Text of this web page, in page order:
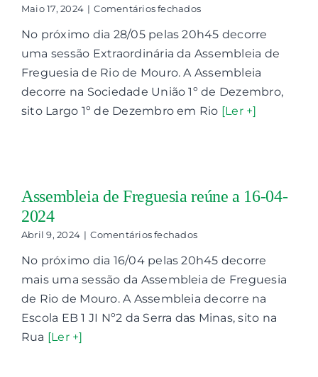
Maio 17, 2024 | Comentários fechadosem
de
Freguesia
No próximo dia 28/05 pelas 20h45 decorre
uma sessão Extraordinária da Assembleia de
Freguesia de Rio de Mouro. A Assembleia
decorre na Sociedade União 1º de Dezembro,
sito Largo 1º de Dezembro em Rio [Ler +]
Assembleia de Freguesia reúne a 16-04-
2024
Abril 9, 2024 | Comentários fechadosem
de
Freguesia
a
16-
No próximo dia 16/04 pelas 20h45 decorre
mais uma sessão da Assembleia de Freguesia
de Rio de Mouro. A Assembleia decorre na
Escola EB 1 JI Nº2 da Serra das Minas, sito na
Rua [Ler +]